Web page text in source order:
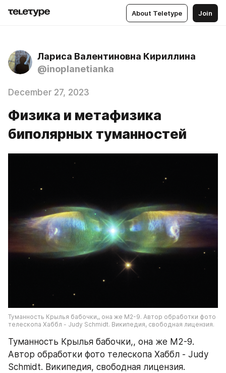
About Teletype Join
Лариса Валентиновна Кириллина
@inoplanetianka
December 27, 2023
Физика и метафизика
биполярных туманностей
Туманность Крылья бабочки,, она же M2-9. Автор обработки фото
телескопа Хаббл - Judy Schmidt. Википедия, свободная лицензия.
Туманность Крылья бабочки,, она же M2-9.
Автор обработки фото телескопа Хаббл - Judy
Schmidt. Википедия, свободная лицензия.